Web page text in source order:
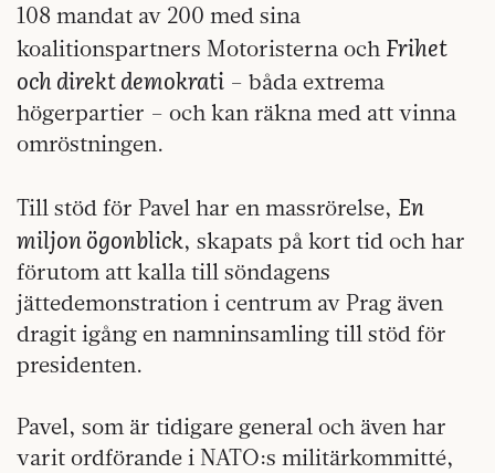
108 mandat av 200 med sina
koalitionspartners Motoristerna och Frihet
och direkt demokrati – båda extrema
högerpartier – och kan räkna med att vinna
omröstningen.
Till stöd för Pavel har en massrörelse, En
miljon ögonblick, skapats på kort tid och har
förutom att kalla till söndagens
jättedemonstration i centrum av Prag även
dragit igång en namninsamling till stöd för
presidenten.
Pavel, som är tidigare general och även har
varit ordförande i NATO:s militärkommitté,